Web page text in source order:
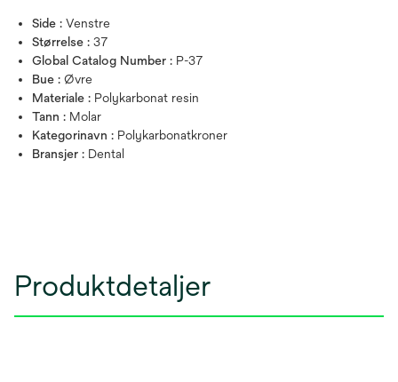
Side : Venstre
Størrelse : 37
Global Catalog Number : P-37
Bue : Øvre
Materiale : Polykarbonat resin
Tann : Molar
Kategorinavn : Polykarbonatkroner
Bransjer : Dental
Produktdetaljer